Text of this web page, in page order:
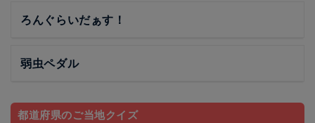
ろんぐらいだぁす！
弱虫ペダル
都道府県のご当地クイズ